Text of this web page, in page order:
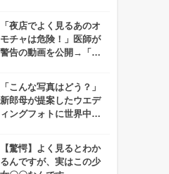
る！
「夜店でよく見るあのオ
モチャは危険！」医師が
警告の動画を公開→「気
う、、」と話題に！
「こんな写真はどう？」
新郎母が提案したウエデ
ィングフォトに世界中が
【驚愕】よく見るとわか
るんですが、実はこの少